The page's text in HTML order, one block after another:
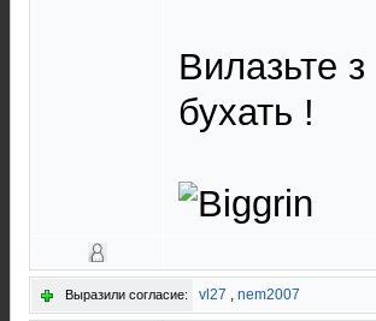
Вилазьте
бухать !
Выразили согласие: vl27 , nem2007